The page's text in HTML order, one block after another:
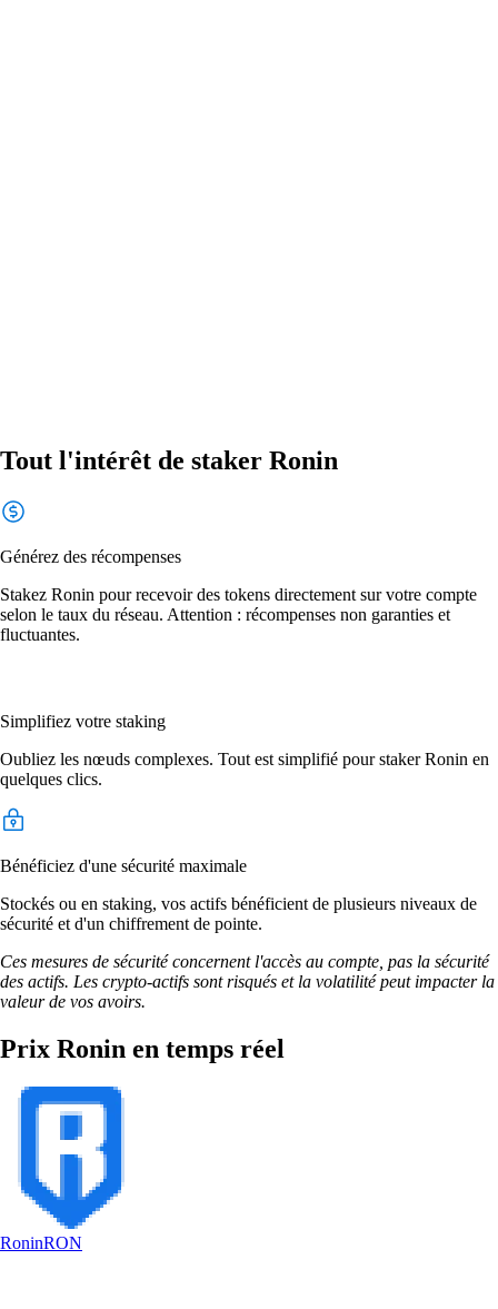
Tout l'intérêt de staker Ronin
Générez des récompenses
Stakez Ronin pour recevoir des tokens directement sur votre compte
selon le taux du réseau. Attention : récompenses non garanties et
fluctuantes.
Simplifiez votre staking
Oubliez les nœuds complexes. Tout est simplifié pour staker Ronin en
quelques clics.
Bénéficiez d'une sécurité maximale
Stockés ou en staking, vos actifs bénéficient de plusieurs niveaux de
sécurité et d'un chiffrement de pointe.
Ces mesures de sécurité concernent l'accès au compte, pas la sécurité
des actifs. Les crypto-actifs sont risqués et la volatilité peut impacter la
valeur de vos avoirs.
Prix Ronin en temps réel
RoninRON